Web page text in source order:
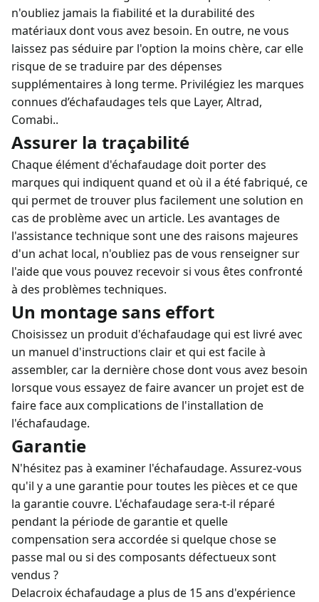
n'oubliez jamais la fiabilité et la durabilité des
matériaux dont vous avez besoin. En outre, ne vous
laissez pas séduire par l'option la moins chère, car elle
risque de se traduire par des dépenses
supplémentaires à long terme. Privilégiez les marques
connues d’échafaudages tels que Layer, Altrad,
Comabi..
Assurer la traçabilité
Chaque élément d'échafaudage doit porter des
marques qui indiquent quand et où il a été fabriqué, ce
qui permet de trouver plus facilement une solution en
cas de problème avec un article. Les avantages de
l'assistance technique sont une des raisons majeures
d'un achat local, n'oubliez pas de vous renseigner sur
l'aide que vous pouvez recevoir si vous êtes confronté
à des problèmes techniques.
Un montage sans effort
Choisissez un produit d'échafaudage qui est livré avec
un manuel d'instructions clair et qui est facile à
assembler, car la dernière chose dont vous avez besoin
lorsque vous essayez de faire avancer un projet est de
faire face aux complications de l'installation de
l'échafaudage.
Garantie
N'hésitez pas à examiner l'échafaudage. Assurez-vous
qu'il y a une garantie pour toutes les pièces et ce que
la garantie couvre. L'échafaudage sera-t-il réparé
pendant la période de garantie et quelle
compensation sera accordée si quelque chose se
passe mal ou si des composants défectueux sont
vendus ?
Delacroix échafaudage a plus de 15 ans d'expérience